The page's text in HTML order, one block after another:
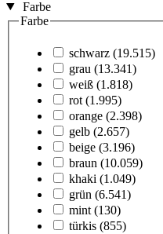
Farbe
Farbe
schwarz (19.515)
grau (13.341)
weiß (1.818)
rot (1.995)
orange (2.398)
gelb (2.657)
beige (3.196)
braun (10.059)
khaki (1.049)
grün (6.541)
mint (130)
türkis (855)